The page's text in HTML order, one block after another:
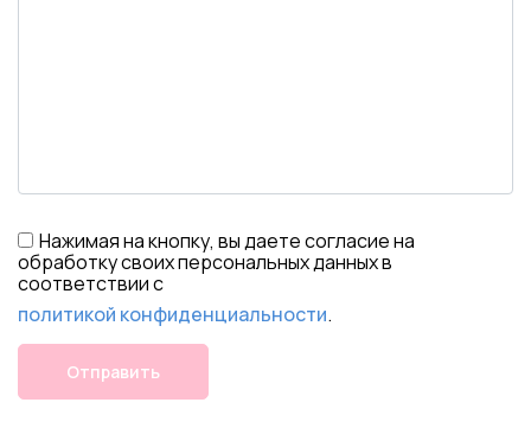
Нажимая на кнопку, вы даете согласие на
обработку своих персональных данных в
соответствии с
политикой конфиденциальности.
Отправить